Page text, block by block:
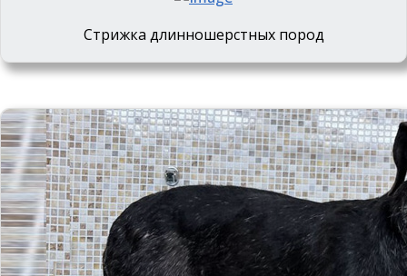
Стрижка длинношерстных пород